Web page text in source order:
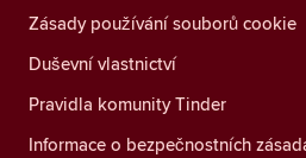
Zásady používání souborů cookie
Duševní vlastnictví
Pravidla komunity Tinder
Informace o bezpečnostních